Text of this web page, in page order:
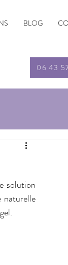
BLOG
06 43
solution
naturelle